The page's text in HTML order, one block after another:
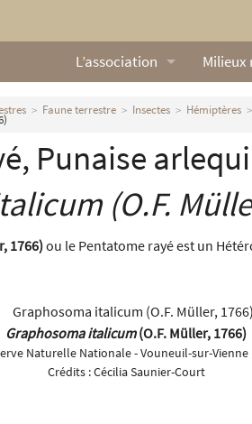
L’association
Qui sommes nous ?
Nos missions
Le Conseil d’Administration
Nous contacter
Actualités
Milieux
Lexique
Galerie
Milieux
Faune terrestre Insectes Hémiptères
Punaise
(O.F.
1766)ou le Pentatome rayé est un
Graphosoma italicum(O.F. Müller, 1766)
Naturelle Nationale - Vouneuil-sur-Vienne
Crédits :Cécilia Saunier-Court